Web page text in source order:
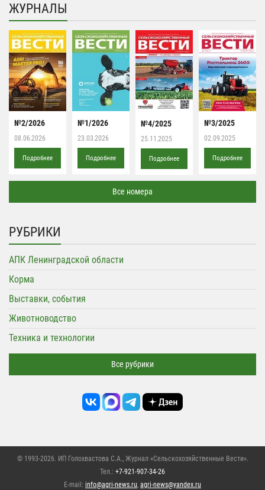
ЖУРНАЛЫ
№2/2026
08.06.2026
Подробнее
№1/2026
23.03.2026
Подробнее
№4/2025
25.11.2025
Подробнее
№3/2025
02.09.2025
Подробнее
Все номера
РУБРИКИ
АПК Ленинградской области
Корма
Выставки, события
Животноводство
Техника и технологии
Все рубрики
© 1993-2026. ИП Голохвастова С.А., Журнал «Сельскохозяйственные Вести».
Тел.: +7-921-907-34-26
E-mail: info@agri-news.ru, agri-news@yandex.ru